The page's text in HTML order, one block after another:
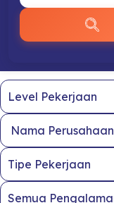
Nama Perusahaan